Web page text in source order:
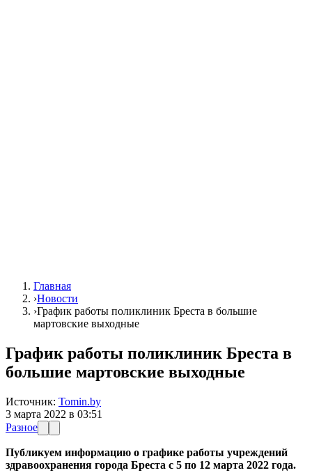
Главная
›Новости
›График работы поликлиник Бреста в большие
мартовские выходные
График работы поликлиник Бреста в
большие мартовские выходные
Источник: Tomin.by
3 марта 2022 в 03:51
Разное
Публикуем информацию о графике работы учреждений
здравоохранения города Бреста с 5 по 12 марта 2022 года.